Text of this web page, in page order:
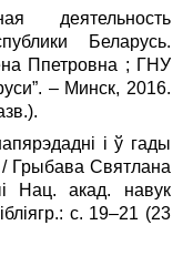
деятельность
Беларусь.
Ппетровна ; ГНУ
– Минск, 2016.
і ў гады
Грыбава Святлана
Нац. акад. навук
с. 19–21 (23